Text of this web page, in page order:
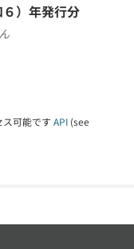
）年発行分
可能です API (see